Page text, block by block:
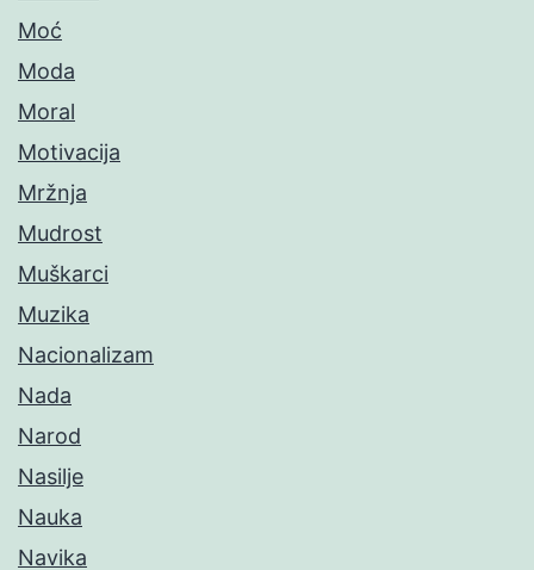
Moć
Moda
Moral
Motivacija
Mržnja
Mudrost
Muškarci
Muzika
Nacionalizam
Nada
Narod
Nasilje
Nauka
Navika